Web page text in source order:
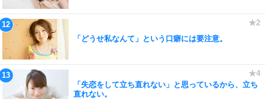
「どうせ私なんて」という口癖には要注意。
「失恋をして立ち直れない」と思っているから、立ち
直れない。